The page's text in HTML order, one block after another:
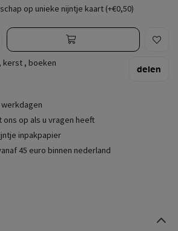
op unieke nijntje kaart (+€0,50)
, kerst , boeken
delen
ons op als u vragen heeft
inpakpapier
45 euro binnen nederland